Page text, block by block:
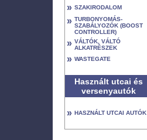
» SZAKIRODALOM
» TURBONYOMÁS-
SZABÁLYOZÓK (BOOST
CONTROLLER)
» VÁLTÓK, VÁLTÓ
ALKATRÉSZEK
» WASTEGATE
Használt utcai és
versenyautók
» HASZNÁLT UTCAI AUTÓK